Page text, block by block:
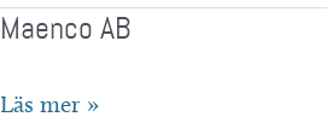
Maenco AB
Maenco
Läs mer »